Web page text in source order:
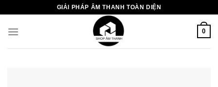
nội
GIẢI PHÁP ÂM THANH TOÀN DIỆN
0